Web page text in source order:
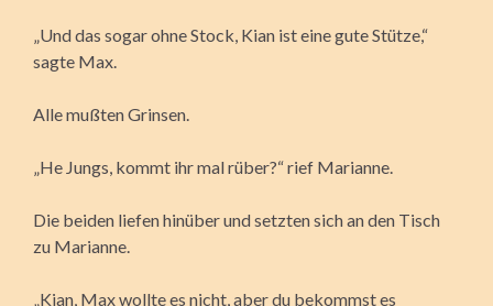
„Und das sogar ohne Stock, Kian ist eine gute Stütze,“
sagte Max.
Alle mußten Grinsen.
„He Jungs, kommt ihr mal rüber?“ rief Marianne.
Die beiden liefen hinüber und setzten sich an den Tisch
zu Marianne.
„Kian, Max wollte es nicht, aber du bekommst es